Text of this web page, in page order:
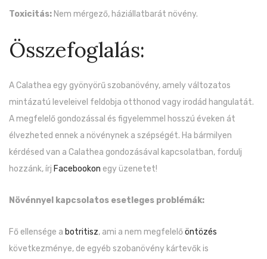
Toxicitás: Nem mérgező, háziállatbarát növény.
Összefoglalás:
A Calathea egy gyönyörű szobanövény, amely változatos
mintázatú leveleivel feldobja otthonod vagy irodád hangulatát.
A megfelelő gondozással és figyelemmel hosszú éveken át
élvezheted ennek a növénynek a szépségét. Ha bármilyen
kérdésed van a Calathea gondozásával kapcsolatban, fordulj
hozzánk, írj Facebookon egy üzenetet!
Növénnyel kapcsolatos esetleges problémák:
Fő ellensége a botritisz, ami a nem megfelelőöntözés
következménye, de egyéb szobanövény kártevők is